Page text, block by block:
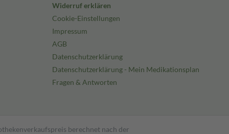
Widerruf erklären
Cookie-Einstellungen
Impressum
AGB
Datenschutzerklärung
Datenschutzerklärung - Mein Medikationsplan
Fragen & Antworten
berechnet nach der